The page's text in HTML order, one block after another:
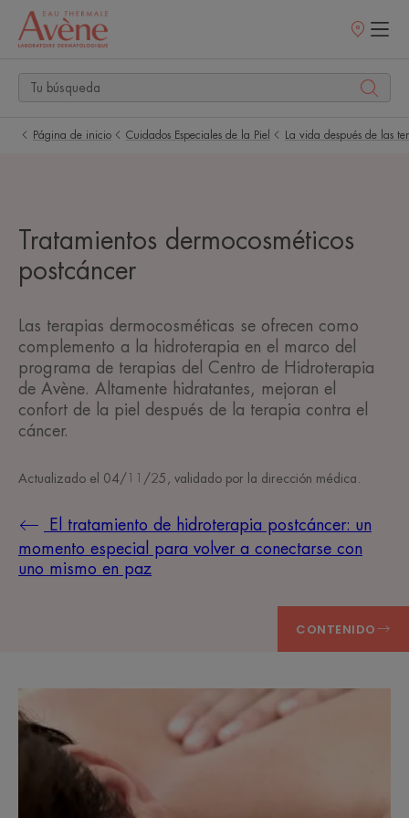
Puntos
Página de inicio Cuidados Especiales de la Piel La vida después de las
Tratamientos dermocosméticos
postcáncer
Las terapias dermocosméticas se ofrecen como
complemento a la hidroterapia en el marco del
programa de terapias del Centro de Hidroterapia
de Avène. Altamente hidratantes, mejoran el
confort de la piel después de la terapia contra el
cáncer.
Actualizado el 04/11/25 , validado por la dirección médica
El tratamiento de hidroterapia postcáncer: un
momento especial para volver a conectarse con
uno mismo en paz
CONTENIDO